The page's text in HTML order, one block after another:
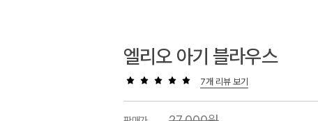
엘리오 아기 블라우스
7개 리뷰 보기